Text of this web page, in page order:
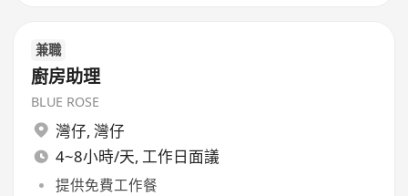
兼職
廚房助理
BLUE ROSE
灣仔, 灣仔
4~8小時/天, 工作日面議
提供免費工作餐